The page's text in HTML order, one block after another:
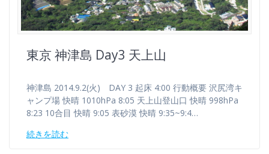
東京 神津島 Day3 天上山
神津島 2014.9.2(火) DAY 3 起床 4:00 行動概要 沢尻湾キ
ャンプ場 快晴 1010hPa 8:05 天上山登山口 快晴 998hPa
8:23 10合目 快晴 9:05 表砂漠 快晴 9:35~9:4…
続きを読む